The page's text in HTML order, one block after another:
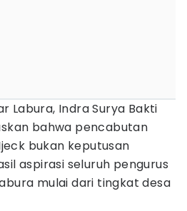
Labura, Indra Surya Bakti
bahwa pencabutan
bukan keputusan
aspirasi seluruh pengurus
mulai dari tingkat desa